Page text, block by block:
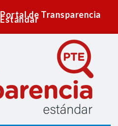
Portal de Transparencia
Estándar